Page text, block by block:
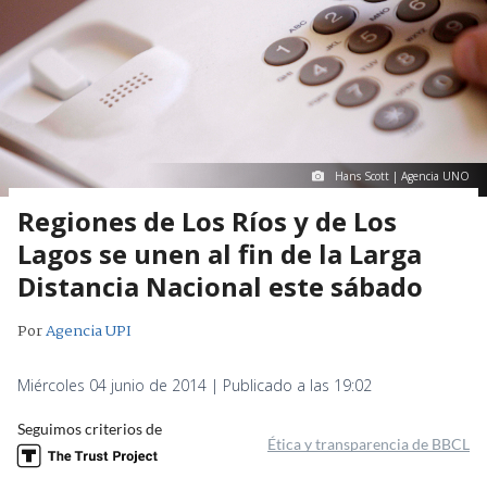
Hans Scott | Agencia UNO
Regiones de Los Ríos y de Los
Lagos se unen al fin de la Larga
Distancia Nacional este sábado
PorAgencia UPI
Miércoles 04 junio de 2014 | Publicado a las 19:02
Seguimos criterios de
Ética y transparencia de BBCL